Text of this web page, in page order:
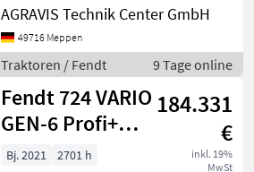
AGCO/Fendt
AllradSchlepper 724 Vario
Power (0020) L011 Power
Setting2 (0030) K120
Frontkrafth
AGRAVIS Technik Center GmbH
49716 Meppen
Traktoren / Fendt 9 Tage online
Fendt 724 VARIO
GEN-6 Profi+
Setting2
184.331
€
inkl. 19%
MwSt
Bj. 2021
2701 h